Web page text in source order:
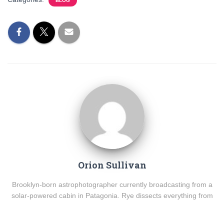
Orion Sullivan
Brooklyn-born astrophotographer currently broadcasting from a
solar-powered cabin in Patagonia. Rye dissects everything from